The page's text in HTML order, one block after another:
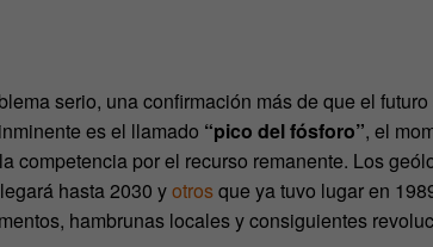
serio, una confirmación más de que el
es el llamado “pico del fósforo”, el
competencia por el recurso remanente. Los
hasta 2030 yotrosque ya tuvo lugar en
hambrunas locales y consiguientes